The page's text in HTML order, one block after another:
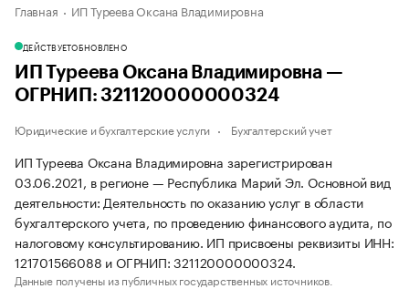
Главная ИП Туреева Оксана Владимировна
ДЕЙСТВУЕТОБНОВЛЕНО
ИП Туреева Оксана Владимировна —
ОГРНИП: 321120000000324
Юридические и бухгалтерские услуги Бухгалтерский учет
ИП Туреева Оксана Владимировна зарегистрирован
03.06.2021, в регионе — Республика Марий Эл. Основной вид
деятельности: Деятельность по оказанию услуг в области
бухгалтерского учета, по проведению финансового аудита, по
налоговому консультированию. ИП присвоены реквизиты ИНН:
121701566088 и ОГРНИП: 321120000000324.
Данные получены из публичных государственных источников.